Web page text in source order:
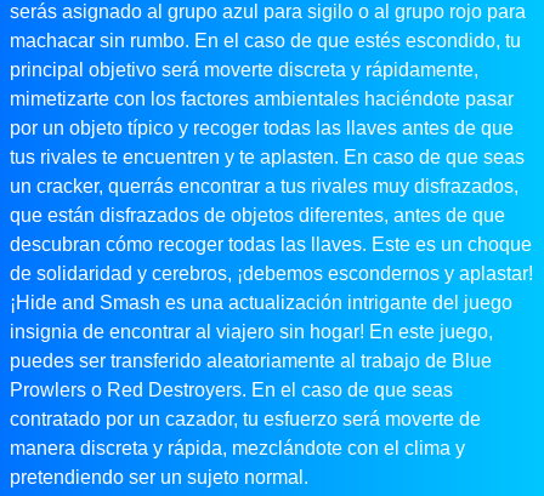
serás asignado al grupo azul para sigilo o al grupo rojo para
machacar sin rumbo. En el caso de que estés escondido, tu
principal objetivo será moverte discreta y rápidamente,
mimetizarte con los factores ambientales haciéndote pasar
por un objeto típico y recoger todas las llaves antes de que
tus rivales te encuentren y te aplasten. En caso de que seas
un cracker, querrás encontrar a tus rivales muy disfrazados,
que están disfrazados de objetos diferentes, antes de que
descubran cómo recoger todas las llaves. Este es un choque
de solidaridad y cerebros, ¡debemos escondernos y aplastar!
¡Hide and Smash es una actualización intrigante del juego
insignia de encontrar al viajero sin hogar! En este juego,
puedes ser transferido aleatoriamente al trabajo de Blue
Prowlers o Red Destroyers. En el caso de que seas
contratado por un cazador, tu esfuerzo será moverte de
manera discreta y rápida, mezclándote con el clima y
pretendiendo ser un sujeto normal.